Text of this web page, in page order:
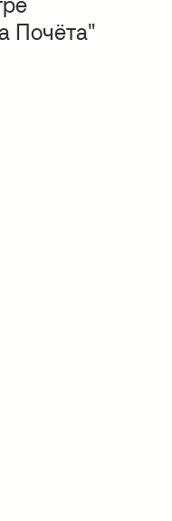
Почёта"